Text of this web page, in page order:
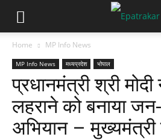
Home MP Info News
MP Info News मध्यप्रदेश भोपाल
प्रधानमंत्री श्री मोदी
लहराने को बनाया
अभियान – मुख्यमंत्री